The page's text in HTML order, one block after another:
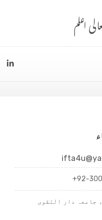
اعلم
+92-
جامعہ دار التقوی